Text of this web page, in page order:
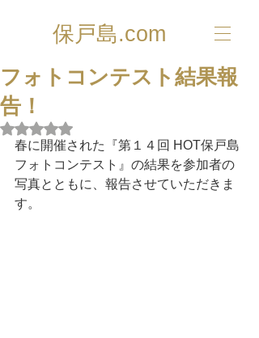
保戸島.com
フォトコンテスト結果報
告！
5つ星のうちNaNと評価されています。
春に開催された『第１４回 HOT保戸島
フォトコンテスト』の結果を参加者の
写真とともに、報告させていただきま
す。